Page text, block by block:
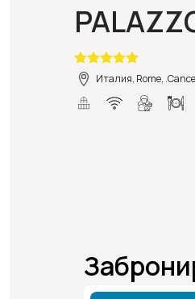
Италия, Rome,